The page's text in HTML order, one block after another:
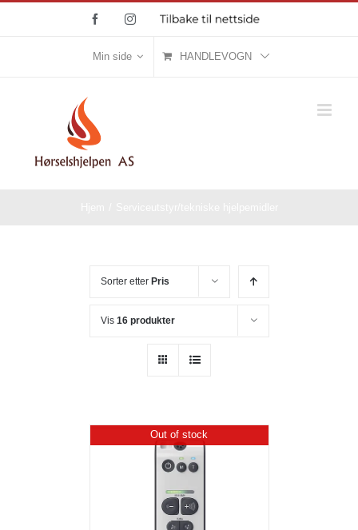
FacebookInstagram
Tilbake
Min side HANDLEVOGN
Sorter etter Pris
Vis 16 produkter
Out of stock